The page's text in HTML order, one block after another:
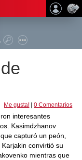
Me gusta! 0 Comentarios
interesantes
Kasimdzhanov
capturó un peón,
convirtió su
mientras que